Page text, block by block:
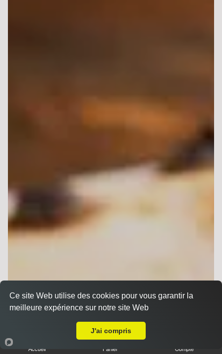
Accueil Panier Compte
Ce site Web utilise des cookies pour vous garantir la
meilleure expérience sur notre site Web
J'ai compris